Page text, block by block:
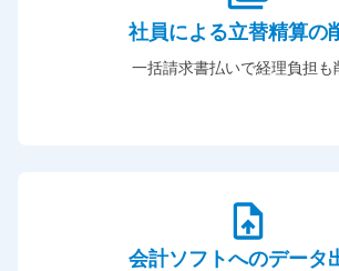
社員による立替精算の
一括請求書払いで経理負担も
会計ソフトへのデータ